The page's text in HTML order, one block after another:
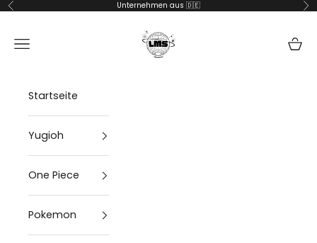
Zum Inhalt springen
Zurück Unternehmen aus 🇩🇪 Vor
lms-handel
Navigationsmenü öffnen
Startseite
Yugioh
One Piece
Pokemon